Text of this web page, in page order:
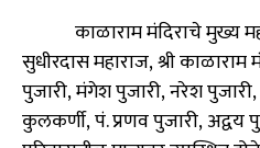
काळाराम मंदिराचे मुख्य
सुधीरदास महाराज,श्री
पुजारी,मंगेश पुजारी,नरेश पुजारी,
कुलकर्णी,पं. प्रणव पुजारी,अद्वय